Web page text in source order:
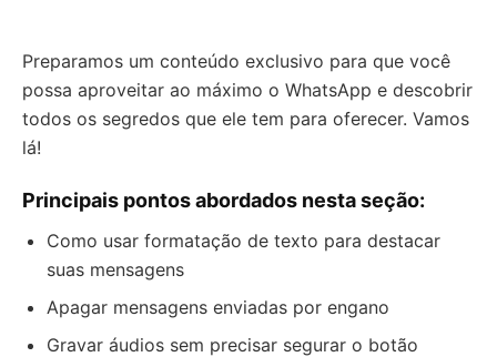
Preparamos um conteúdo exclusivo para que você
possa aproveitar ao máximo o WhatsApp e descobrir
todos os segredos que ele tem para oferecer. Vamos
lá!
Principais pontos abordados nesta seção:
Como usar formatação de texto para destacar
suas mensagens
Apagar mensagens enviadas por engano
Gravar áudios sem precisar segurar o botão